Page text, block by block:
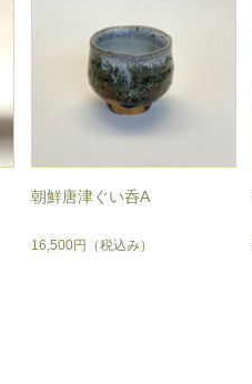
朝鮮唐津ぐい呑A
16,500円 （税込み）